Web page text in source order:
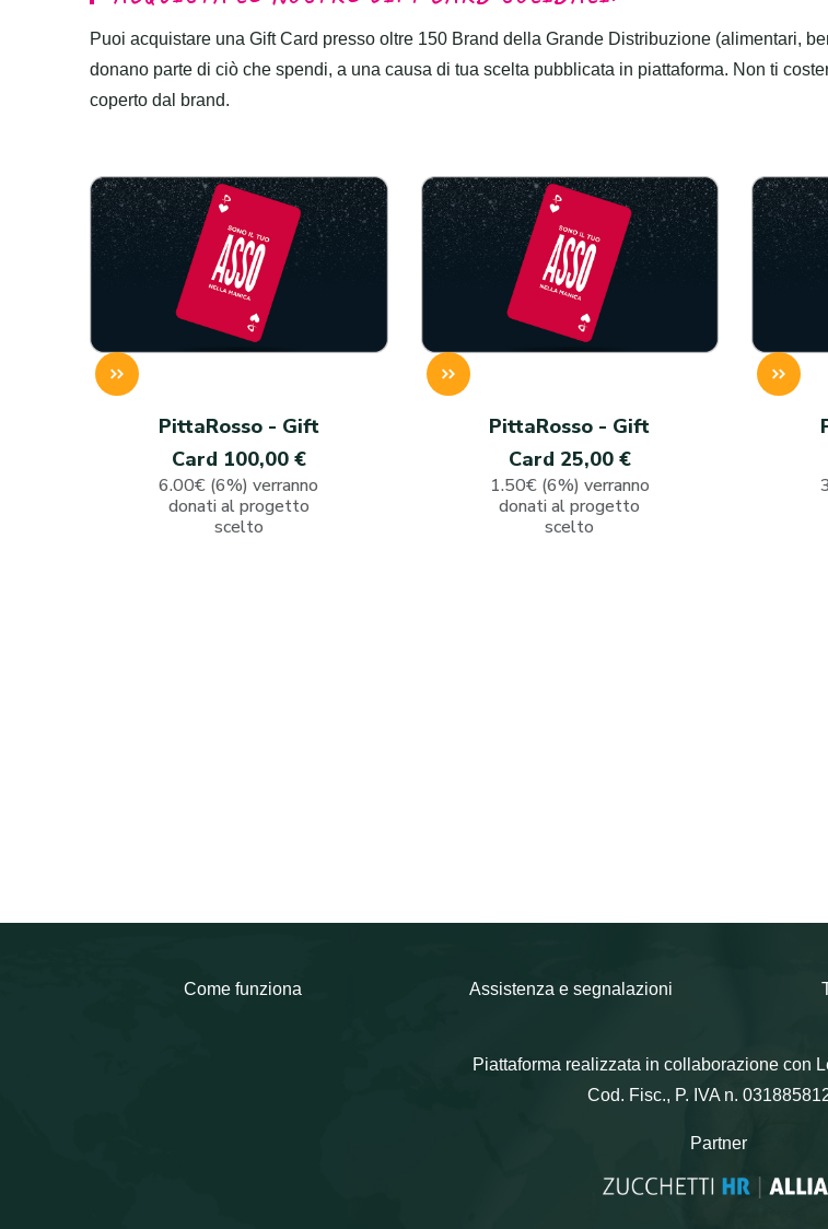
Puoi acquistare una Gift Card presso oltre 150 Brand della Grande Distribuzione (alimentari,
donano parte di ciò che spendi, a una causa di tua scelta pubblicata in piattaforma. Non ti
coperto dal brand.
PittaRosso - Gift
Card 100,00 €
6.00€ (6%) verranno
donati al progetto
scelto
PittaRosso - Gift
Card 25,00 €
1.50€ (6%) verranno
donati al progetto
scelto
Come funziona Assistenza e segnalazioni
Piattaforma realizzata in collaborazione con
Cod. Fisc., P. IVA n.
Partner